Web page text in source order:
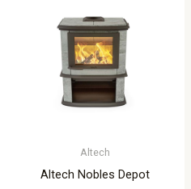
Altech
Altech Nobles Depot